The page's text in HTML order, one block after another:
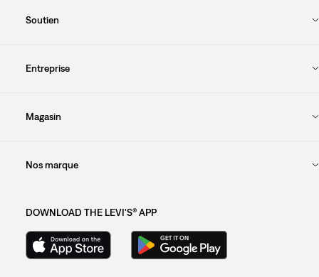
Soutien
Entreprise
Magasin
Nos marque
DOWNLOAD THE LEVI'S® APP